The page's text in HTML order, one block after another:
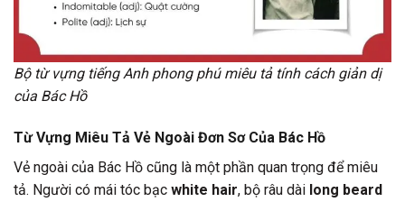
Bộ từ vựng tiếng Anh phong phú miêu tả tính cách giản dị
của Bác Hồ
Từ Vựng Miêu Tả Vẻ Ngoài Đơn Sơ Của Bác Hồ
Vẻ ngoài của Bác Hồ cũng là một phần quan trọng để miêu
tả. Người có mái tóc bạc white hair, bộ râu dài long beard